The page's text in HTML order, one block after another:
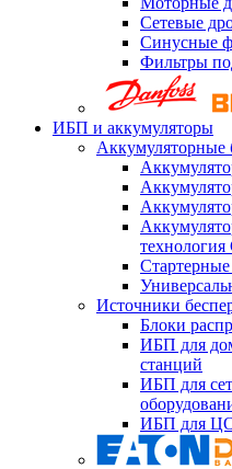
Сетевые
Синусные
Фильтры
ИБП и аккумуляторы
Аккумуляторные
технология
Источники
Блоки
ИБП для
станций
ИБП для
ИБП для